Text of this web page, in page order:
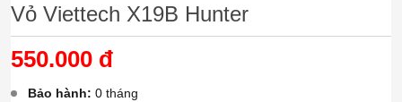
Vỏ Viettech X19B Hunter
550.000 đ
Bảo hành: 0 tháng